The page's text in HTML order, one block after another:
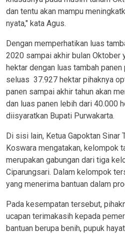
dan tentu akan mampu
nyata," kata Agus.
Dengan memperhatikan luas
2020 sampai akhir bulan Oktober
hektar dengan luas tambah
seluas 37.927 hektar pihaknya
panen sampai akhir tahun akan
dan luas panen lebih dari 40.000
diisyaratkan Bupati Purwakarta.
Di sisi lain, Ketua Gapoktan Sinar
Koswara mengatakan, kelompok
merupakan gabungan dari tiga
Ciparungsari. Dalam kelompok
yang menerima bantuan dalam
Pada kesempatan tersebut,
ucapan terimakasih kepada
bantuan berupa benih, pupuk